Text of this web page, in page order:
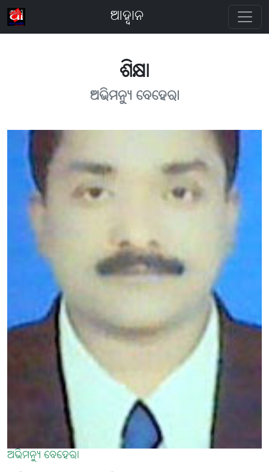
ଆହ୍ବାନ
ଶିକ୍ଷା
ଅଭିମନ୍ୟୁ ବେହେରା
ଅଭିମନ୍ୟୁ ବେହେରା